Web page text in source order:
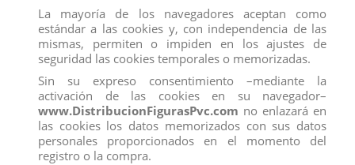
La mayoría de los navegadores aceptan como
estándar a las cookies y, con independencia de las
mismas, permiten o impiden en los ajustes de
seguridad las cookies temporales o memorizadas.
Sin su expreso consentimiento –mediante la
activación de las cookies en su navegador–
www.DistribucionFigurasPvc.com no enlazará en
las cookies los datos memorizados con sus datos
personales proporcionados en el momento del
registro o la compra.